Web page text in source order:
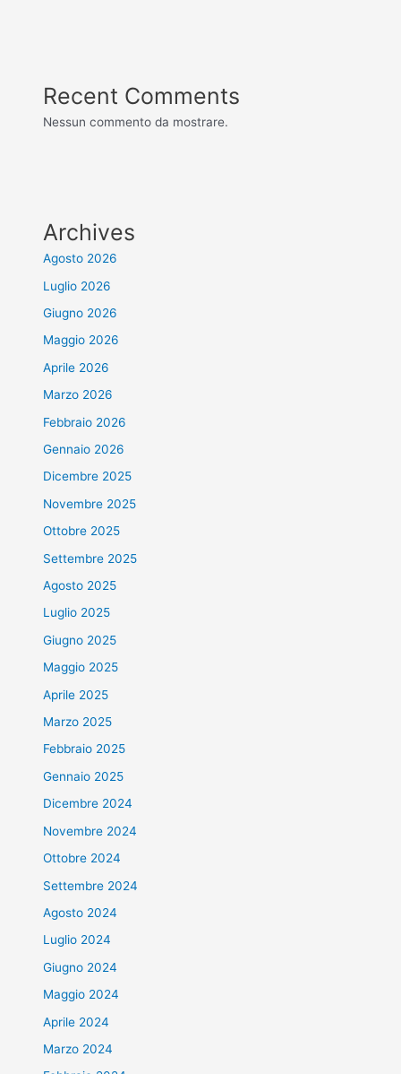
Recent Comments
Nessun commento da mostrare.
Archives
Agosto 2026
Luglio 2026
Giugno 2026
Maggio 2026
Aprile 2026
Marzo 2026
Febbraio 2026
Gennaio 2026
Dicembre 2025
Novembre 2025
Ottobre 2025
Settembre 2025
Agosto 2025
Luglio 2025
Giugno 2025
Maggio 2025
Aprile 2025
Marzo 2025
Febbraio 2025
Gennaio 2025
Dicembre 2024
Novembre 2024
Ottobre 2024
Settembre 2024
Agosto 2024
Luglio 2024
Giugno 2024
Maggio 2024
Aprile 2024
Marzo 2024